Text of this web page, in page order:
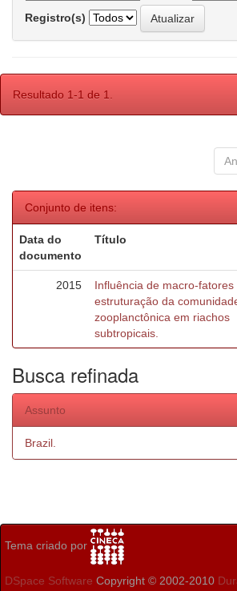
Registro(s)
Resultado 1-1 de 1.
Conjunto de itens:
Data do
documento
Título
2015
Influência de macro-fatores
estruturação da
zooplanctônica em riachos
subtropicais.
Busca refinada
Assunto
Brazil.
Tema criado por
DSpace Software Copyright © 2002-2010